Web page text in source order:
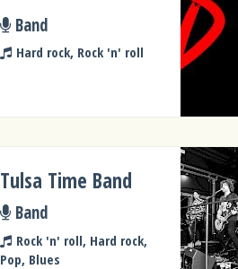
Band
Hard rock, Rock 'n' roll
Tulsa Time Band
Band
Rock 'n' roll, Hard rock,
Pop, Blues